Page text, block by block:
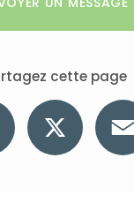
bourg de péage et
cette page
Facebook